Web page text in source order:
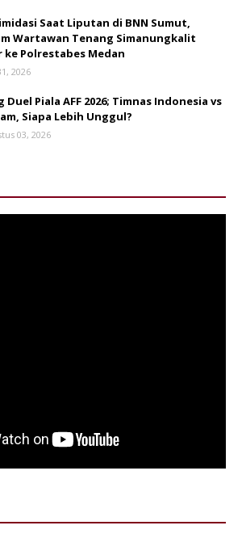
Saat Liputan di BNN Sumut,
Wartawan Tenang Simanungkalit
ke Polrestabes Medan
2026
Duel Piala AFF 2026; Timnas Indonesia vs
Siapa Lebih Unggul?
03, 2026